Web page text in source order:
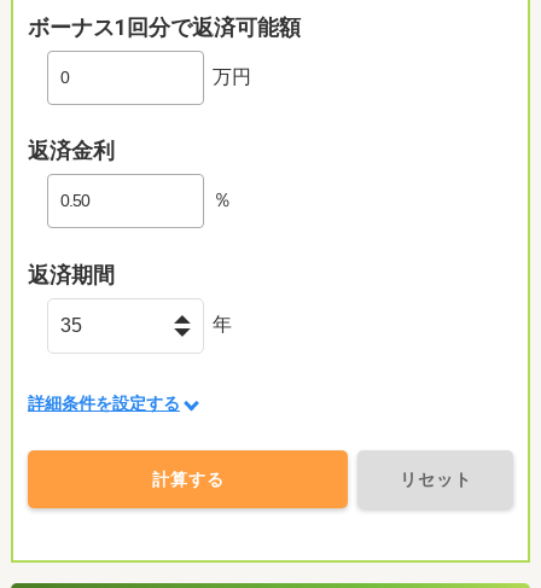
ボーナス1回分で返済可能額
万円
返済金利
％
返済期間
年
詳細条件を設定する
計算する リセット